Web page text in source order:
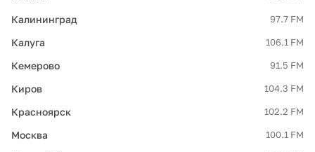
Калининград 97.7 FM
Калуга 106.1 FM
Кемерово 91.5 FM
Киров 104.3 FM
Красноярск 102.2 FM
Москва 100.1 FM